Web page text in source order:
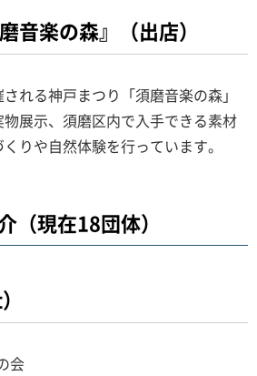
音楽の森』（出店）
れる神戸まつり「須磨音楽の森」
展示、須磨区内で入手できる素材
りや自然体験を行っています。
（現在18団体）
会